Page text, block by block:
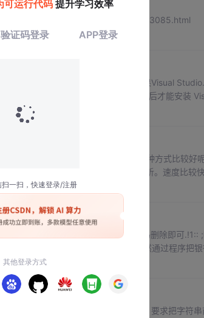
support/p80tools转载
relang99/archive/2007/10/22/933085.html
184
VS不能使用了，所以就重新安装，结果Visual
计算机重新启动。必须重新启动计算机后才能安装
动安装程序。单击“确定”重新启动。单击“取消”退出
算重装...
196
数据是非常常见的一件事，但是使用那种方式比较好
机和嵌入式设备。一般我们使用sax解析。速度比较
比较复杂些。下面我们来看一个例子： 首先我们实
172
脚本
信息只需要把上面3行代码删除即可.!1:: ;login经过测试必须用ie浏览器，在
ie即可，其他浏览器不让send密码;虽然通过程序把
u盾不能取钱.所以就算这个代码丢了还是安全的.run
1671
串 的旋转(未完待续)
的旋转（左旋操作）给定一个字符串，要求把字符